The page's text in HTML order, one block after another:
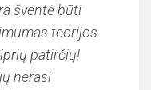
šventė būti
teorijos
patirčių!
nerasi